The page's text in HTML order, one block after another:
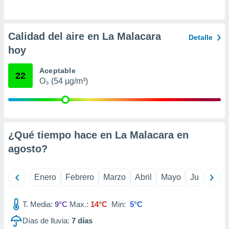
datos
en
en
de
o acceder
datos
Calidad del aire en La Malacara
hoy
Detalle
22 Aceptable
O₃ (54 µg/m³)
¿Qué tiempo hace en La Malacara en
agosto?
Enero Febrero Marzo Abril Mayo Junio
T. Media: 9°C Max.: 14°C Min: 5°C
Días de lluvia: 7 días